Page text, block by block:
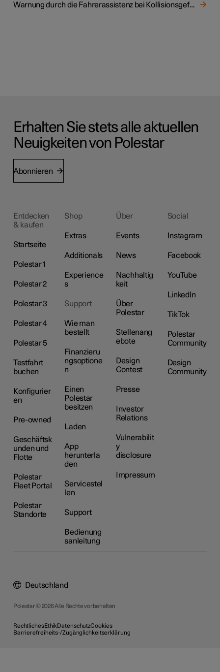
Warnung durch die Fahrerassistenz bei Kollisionsgefahr
Erhalten Sie stets alle aktuellen
Neuigkeiten von Polestar
Abonnieren
Entdecken
& kaufen
Startseite
Polestar 1
Polestar 2
Polestar 3
Polestar 4
Polestar 5
Testfahrt
buchen
Konfigurier
en
Pre-owned
Geschäftsk
unden und
Flotte
Polestar
Fleet Portal
Polestar
Standorte
Shop
Extras
Additionals
Experience
s
Support
Wie man
bestellt
Finanzieru
ngsoptione
n
Einen
Polestar
besitzen
Laden
App
herunterla
den
Servicestel
len
Support
Bedienung
sanleitung
Über
Events
News
Nachhaltig
keit
Über
Polestar
Stellenang
ebote
Design
Contest
Presse
Investor
Relations
Vulnerabilit
y
disclosure
Impressum
Social
Instagram
Facebook
YouTube
LinkedIn
TikTok
Polestar
Community
Design
Community
Polestar © 2026 Alle Rechte vorbehalten
RechtlichesEthikDatenschutzCookies
Barrierefreiheits-/Zugänglichkeitserklärung
Deutschland